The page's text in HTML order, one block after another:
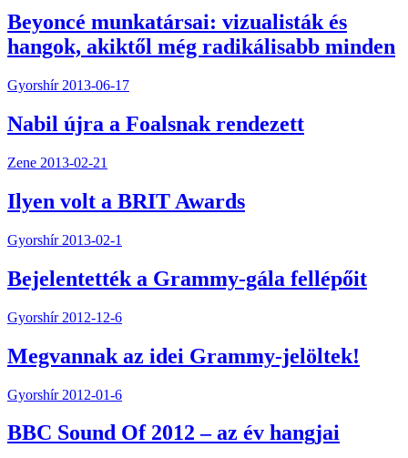
Beyoncé munkatársai: vizualisták és
hangok, akiktől még radikálisabb minden
Gyorshír 2013-06-17
Nabil újra a Foalsnak rendezett
Zene 2013-02-21
Ilyen volt a BRIT Awards
Gyorshír 2013-02-1
Bejelentették a Grammy-gála fellépőit
Gyorshír 2012-12-6
Megvannak az idei Grammy-jelöltek!
Gyorshír 2012-01-6
BBC Sound Of 2012 – az év hangjai